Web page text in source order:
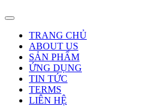
TRANG CHỦ
ABOUT US
SẢN PHẨM
ỨNG DỤNG
TIN TỨC
TERMS
LIÊN HỆ